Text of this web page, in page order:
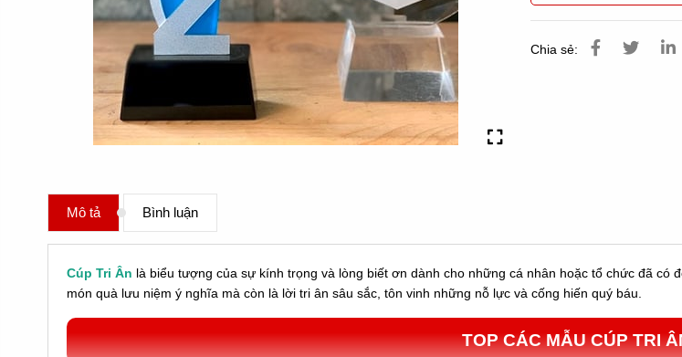
Chia sẻ:
Mô tả Bình luận
Cúp Tri Ân là biểu tượng của sự kính trọng và lòng biết ơn dành cho những cá nhân hoặc tổ chức đã có
món quà lưu niệm ý nghĩa mà còn là lời tri ân sâu sắc, tôn vinh những nỗ lực và cống hiến quý báu.
TOP CÁC MẪU CÚP TRI